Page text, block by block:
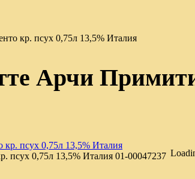
кр. псух 0,75л 13,5% Италия
Арчи
псух 0,75л 13,5% Италия 01-00047237